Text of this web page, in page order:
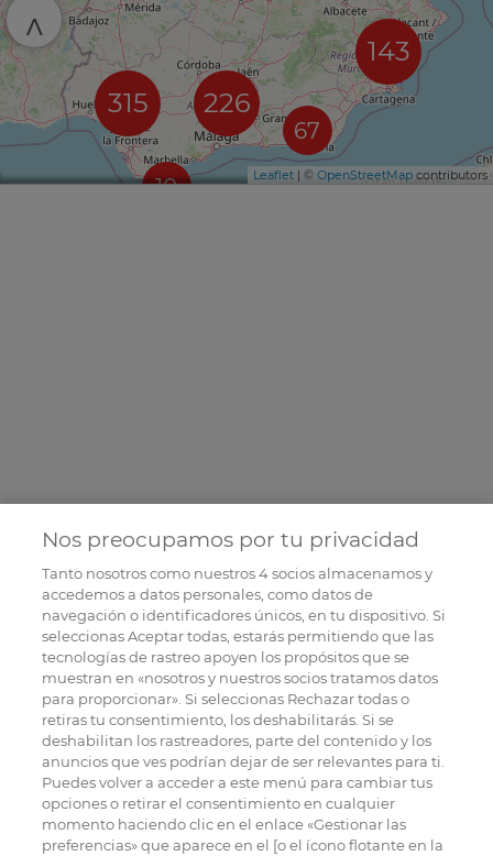
10
226
315
67
143
Leaflet | © OpenStreetMap contributors
^
Nos preocupamos por tu privacidad
Tanto nosotros como nuestros4socios almacenamos y
accedemos a datos personales, como datos de
navegación o identificadores únicos, en tu dispositivo. Si
seleccionas Aceptar todas, estarás permitiendo que las
tecnologías de rastreo apoyen los propósitos que se
muestran en «nosotros y nuestros socios tratamos datos
para proporcionar». Si seleccionas Rechazar todas o
retiras tu consentimiento, los deshabilitarás. Si se
deshabilitan los rastreadores, parte del contenido y los
anuncios que ves podrían dejar de ser relevantes para ti.
Puedes volver a acceder a este menú para cambiar tus
opciones o retirar el consentimiento en cualquier
momento haciendo clic en el enlace «Gestionar las
preferencias» que aparece en el [o el ícono flotante en la